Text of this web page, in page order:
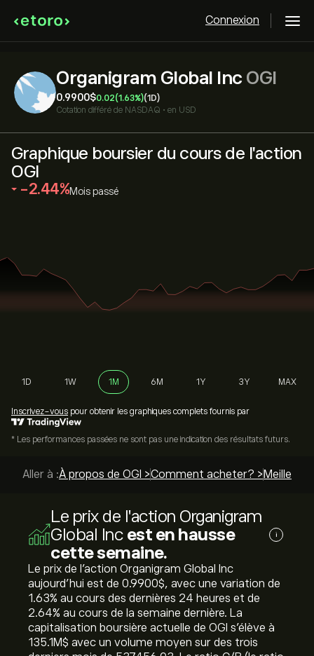
Connexion
Organigram Global Inc OGI
0.9900‎$‎0.02(1.63%)(1D)
Cotation différé de NASDAQ • en USD
Graphique boursier du cours de l'action
OGI
‎-2.44‎ Mois passé
1D 1W 1M 6M 1Y 3Y MAX
Inscrivez-vous pour obtenir les graphiques complets fournis par
* Les performances passées ne sont pas une indication des résultats futurs.
Aller à :À propos de OGI >Comment acheter? > Meilleurs
Le prix de l'action Organigram
Global Inc est en hausse
cette semaine.
i
Le prix de l'action Organigram Global Inc
aujourd'hui est de 0.9900‎$‎, avec une variation de
‎1.63‎% au cours des dernières 24 heures et de
‎2.64‎% au cours de la semaine dernière. La
capitalisation boursière actuelle de OGI s'élève à
135.1M‎$‎ avec un volume moyen sur des trois